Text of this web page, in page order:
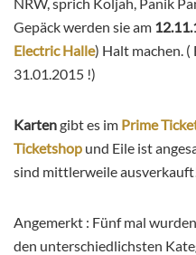
Gepäck werden sie am
Electric Halle) Halt machen.
31.01.2015 !)
Kartengibt es im Prime
Ticketshop und Eile ist
sind mittlerweile
Angemerkt : Fünf mal
den unterschiedlichsten